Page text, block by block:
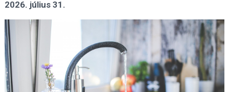
2026. július 31.